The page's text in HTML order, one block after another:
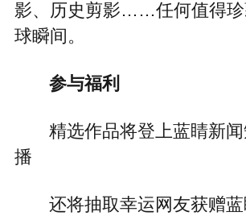
影、历史剪影……任何值得珍
球瞬间。
参与福利
精选作品将登上蓝睛新
播
还将抽取幸运网友获赠